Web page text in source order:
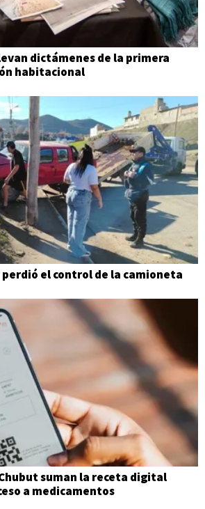
dictámenes de la primera
habitacional
perdió el control de la camioneta
suman la receta digital
a medicamentos